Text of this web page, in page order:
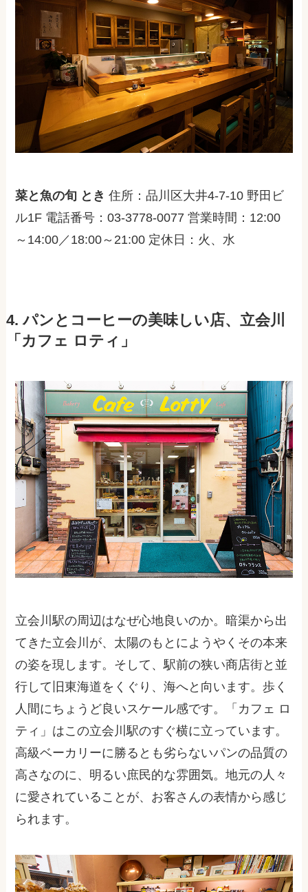
菜と魚の旬 とき住所：品川区大井4-7-10 野田ビ
ル1F 電話番号：03-3778-0077 営業時間：12:00
～14:00／18:00～21:00 定休日：火、水
4. パンとコーヒーの美味しい店、立会川
「カフェ ロティ」
立会川駅の周辺はなぜ心地良いのか。暗渠から出
てきた立会川が、太陽のもとにようやくその本来
の姿を現します。そして、駅前の狭い商店街と並
行して旧東海道をくぐり、海へと向います。歩く
人間にちょうど良いスケール感です。「カフェ ロ
ティ」はこの立会川駅のすぐ横に立っています。
高級ベーカリーに勝るとも劣らないパンの品質の
高さなのに、明るい庶民的な雰囲気。地元の人々
に愛されていることが、お客さんの表情から感じ
られます。